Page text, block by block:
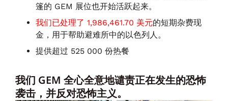
篷的 GEM 展位也开始活跃起来。
我们已处理了 1,986,461.70 美元的短期杂费现
金，用于帮助避难所中的以色列人。
提供超过 525 000 份热餐
我们 GEM 全心全意地谴责正在发生的恐怖
袭击，并反对恐怖主义。